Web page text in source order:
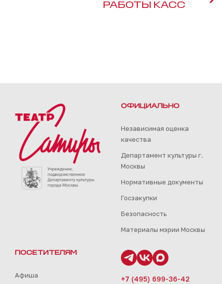
РАБОТЫ КАСС
ОФИЦИАЛЬНО
Независимая оценка
качества
Департамент культуры г.
Москвы
Нормативные документы
Госзакупки
Безопасность
Материалы мэрии Москвы
ПОСЕТИТЕЛЯМ
Афиша
+7 (495) 699-36-42